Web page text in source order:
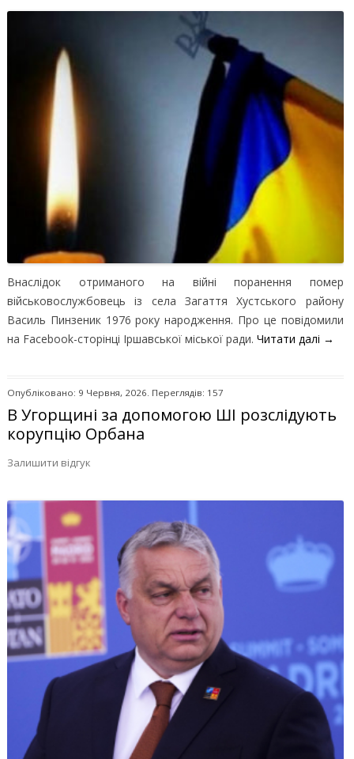
Внаслідок отриманого на війні поранення помер
військовослужбовець із села Загаття Хустського району
Василь Пинзеник 1976 року народження. Про це повідомили
на Facebook-сторінці Іршавської міської ради. Читати далі →
Опубліковано: 9 Червня, 2026. Переглядів: 157
В Угорщині за допомогою ШІ розслідують
корупцію Орбана
Залишити відгук